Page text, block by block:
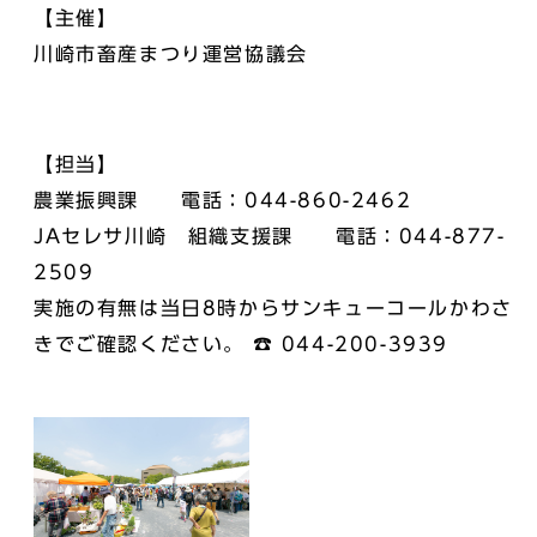
【主催】
川崎市畜産まつり運営協議会
【担当】
農業振興課 電話：044-860-2462
JAセレサ川崎 組織支援課 電話：044-877-
2509
実施の有無は当日8時からサンキューコールかわさ
きでご確認ください。 ☎ 044-200-3939